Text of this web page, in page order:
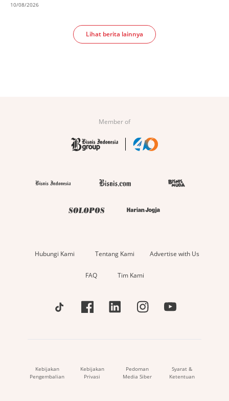
10/08/2026
Lihat berita lainnya
Member of
Hubungi Kami Tentang Kami Advertise with Us
FAQ Tim Kami
Kebijakan
Pengembalian
Kebijakan
Privasi
Pedoman
Media Siber
Syarat &
Ketentuan